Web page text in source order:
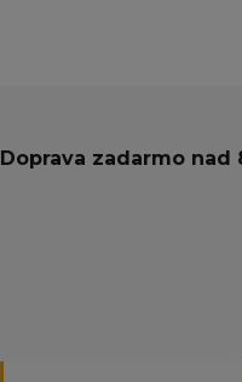
Doprava zadarmo nad